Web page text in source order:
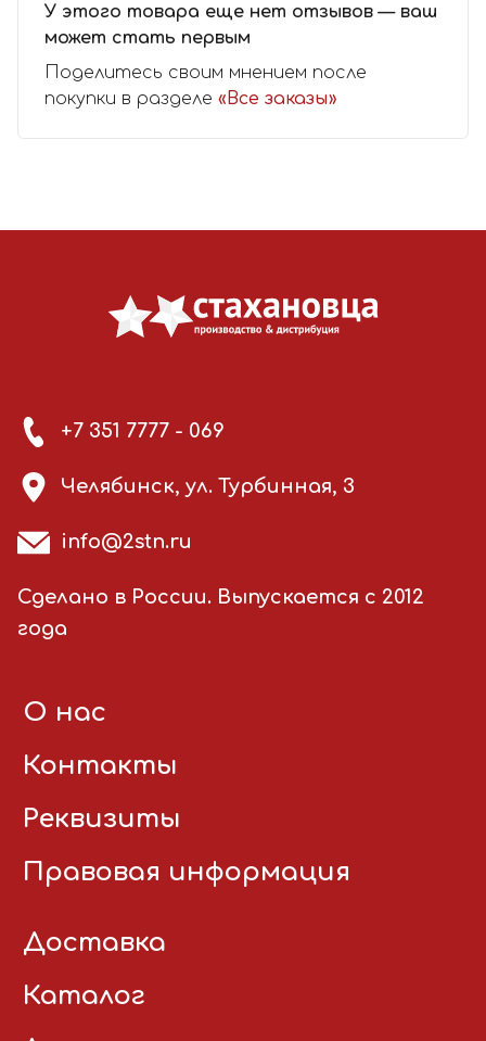
У этого товара еще нет отзывов — ваш
может стать первым
Поделитесь своим мнением после
покупки в разделе «Все заказы»
+7 351 7777 - 069
Челябинск, ул. Турбинная, 3
info@2stn.ru
Сделано в России. Выпускается с 2012
года
О нас
Контакты
Реквизиты
Правовая информация
Доставка
Каталог